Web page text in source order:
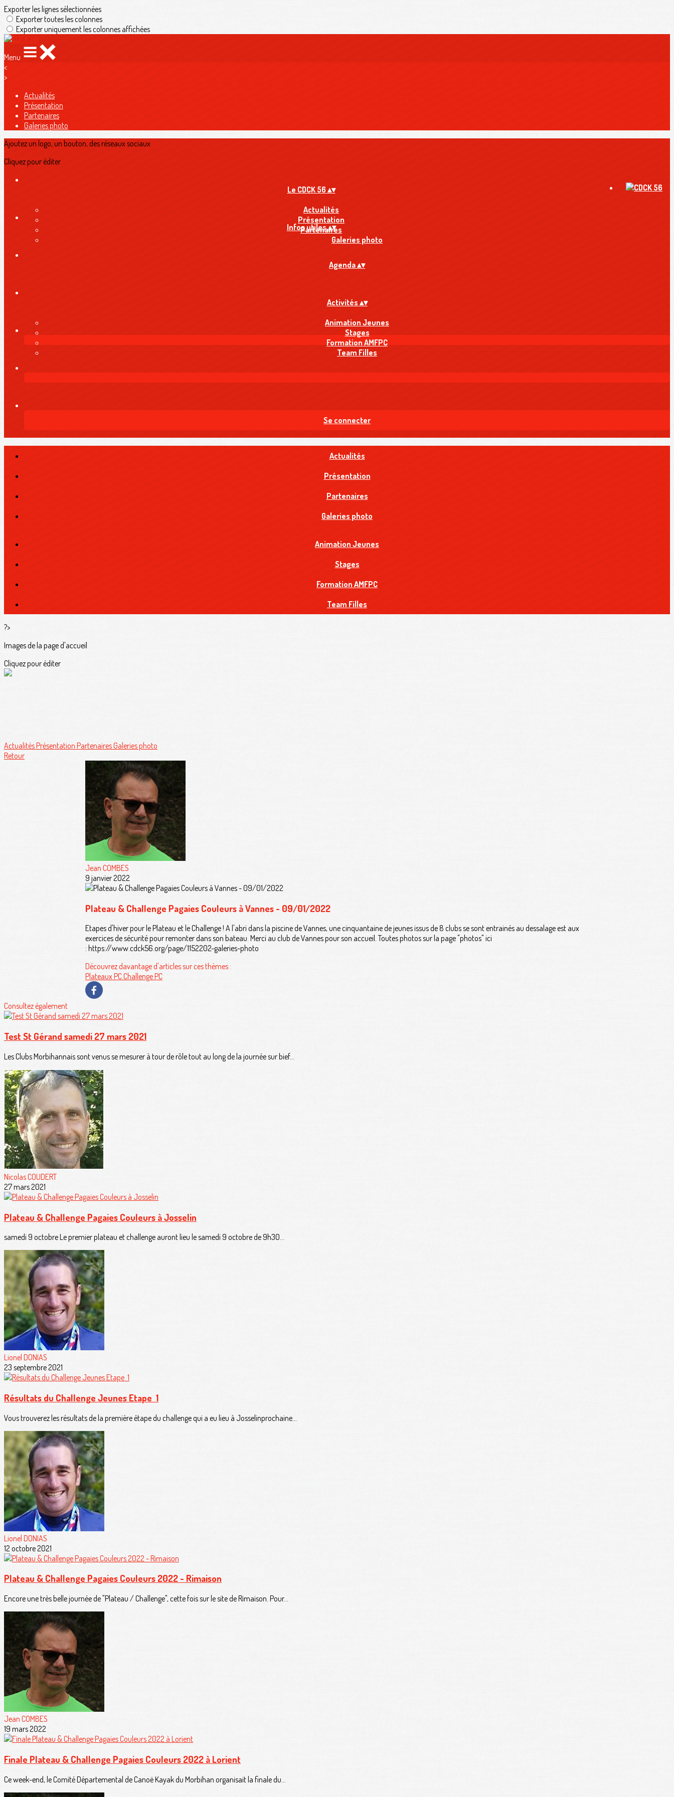
Exporter les lignes sélectionnées
Exporter toutes les colonnes
Exporter uniquement les colonnes affichées
Menu
<
>
Actualités
Présentation
Partenaires
Galeries photo
Ajoutez un logo, un bouton, des réseaux sociaux
Cliquez pour éditer
Le CDCK 56 ▴▾
Actualités
Présentation
Partenaires
Galeries photo
Infos utiles▴▾
Agenda▴▾
Activités ▴▾
Animation Jeunes
Stages
Formation AMFPC
Team Filles
Se connecter
Actualités
Présentation
Partenaires
Galeries photo
Animation Jeunes
Stages
Formation AMFPC
Team Filles
?>
Images de la page d'accueil
Cliquez pour éditer
Actualités Présentation PartenairesGaleries photo
Retour
Jean COMBES
9 janvier 2022
Plateau & Challenge Pagaies Couleurs à Vannes - 09/01/2022
Etapes d'hiver pour le Plateau et le Challenge ! A l'abri dans la piscine de Vannes, une cinquantaine de jeunes issus de 8 clubs se sont entrainés au dessalage est aux
exercices de sécurité pour remonter dans son bateau. Merci au club de Vannes pour son accueil. Toutes photos sur la page "photos" ici
: https://www.cdck56.org/page/1152202-galeries-photo
Découvrez davantage d'articles sur ces thèmes :
Plateaux PCChallenge PC
Consultez également
Test St Gérand samedi 27 mars 2021
Les Clubs Morbihannais sont venus se mesurer à tour de rôle tout au long de la journée sur bief...
Nicolas COUDERT
27 mars 2021
Plateau & Challenge Pagaies Couleurs à Josselin
samedi 9 octobre Le premier plateau et challenge auront lieu le samedi 9 octobre de 9h30...
Lionel DONIAS
23 septembre 2021
Résultats du Challenge Jeunes Etape 1
Vous trouverez les résultats de la première étape du challenge qui a eu lieu à Josselinprochaine...
Lionel DONIAS
12 octobre 2021
Plateau & Challenge Pagaies Couleurs 2022 - Rimaison
Encore une très belle journée de "Plateau / Challenge", cette fois sur le site de Rimaison. Pour...
Jean COMBES
19 mars 2022
Finale Plateau & Challenge Pagaies Couleurs 2022 à Lorient
Ce week-end, le Comité Départemental de Canoë Kayak du Morbihan organisait la finale du...